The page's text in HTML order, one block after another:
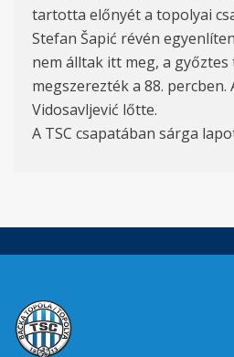
tartotta előnyét a topolyai
Stefan Šapić révén
nem álltak itt meg, a
megszerezték a 88.
Vidosavljević lőtte.
A TSC csapatában sárga